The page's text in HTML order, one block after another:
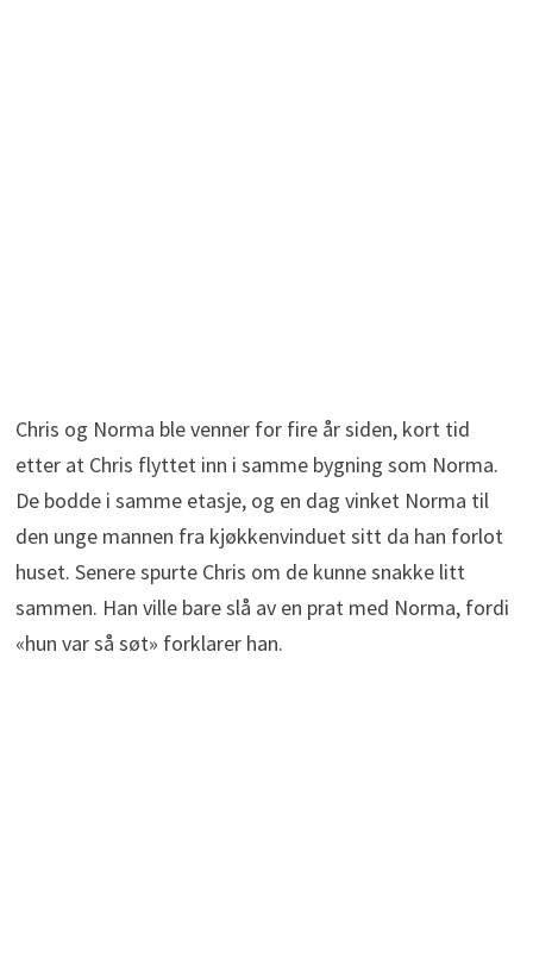
Chris og Norma ble venner for fire år siden, kort tid
etter at Chris flyttet inn i samme bygning som Norma.
De bodde i samme etasje, og en dag vinket Norma til
den unge mannen fra kjøkkenvinduet sitt da han forlot
huset. Senere spurte Chris om de kunne snakke litt
sammen. Han ville bare slå av en prat med Norma, fordi
«hun var så søt» forklarer han.